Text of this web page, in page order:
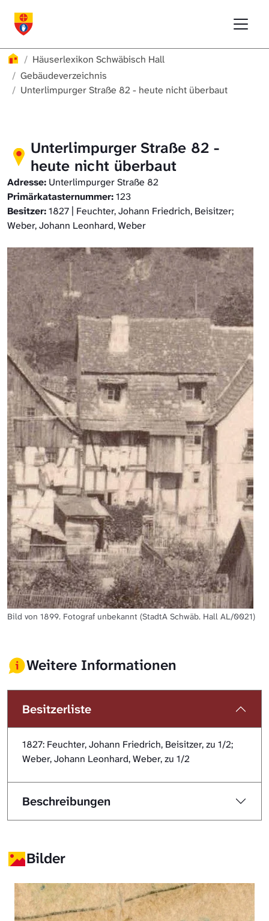
Häuserlexikon
Häuserlexikon Schwäbisch Hall
Gebäudeverzeichnis
Unterlimpurger Straße 82 - heute nicht überbaut
Unterlimpurger Straße 82 -
heute nicht überbaut
Adresse: Unterlimpurger Straße 82
Primärkatasternummer:123
Besitzer:1827 | Feuchter, Johann Friedrich, Beisitzer;
Weber, Johann Leonhard, Weber
Bild von 1899. Fotograf unbekannt (StadtA Schwäb. Hall AL/0021)
Weitere Informationen
Besitzerliste
1827: Feuchter, Johann Friedrich, Beisitzer, zu 1/2;
Weber, Johann Leonhard, Weber, zu 1/2
Beschreibungen
Bilder
Häuserlexikon Steinbach